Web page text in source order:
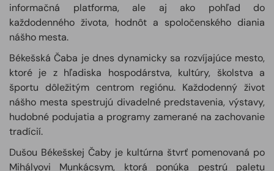
informačná platforma, ale aj ako pohľad do
každodenného života, hodnôt a spoločenského diania
nášho mesta.
Békešská Čaba je dnes dynamicky sa rozvíjajúce mesto,
ktoré je z hľadiska hospodárstva, kultúry, školstva a
športu dôležitým centrom regiónu. Každodenný život
nášho mesta spestrujú divadelné predstavenia, výstavy,
hudobné podujatia a programy zamerané na zachovanie
tradícií.
Dušou Békešskej Čaby je kultúrna štvrť pomenovaná po
Mihályovi Munkácsym, ktorá ponúka pestrú paletu